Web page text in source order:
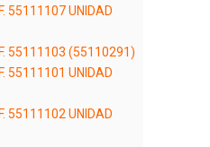
55111107 UNIDAD
55111103 (55110291)
55111101 UNIDAD
55111102 UNIDAD